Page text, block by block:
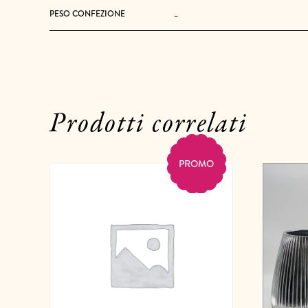
PESO CONFEZIONE -
Prodotti correlati
PROMO